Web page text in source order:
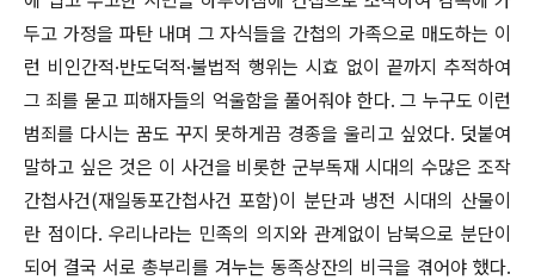
두고 가정을 파탄 내며 그 자식들을 간첩의 가족으로 매도하는 이
런 비인간적·반도덕적·불법적 행위는 시효 없이 끝까지 추적하여
그 죄를 묻고 피해자들의 억울함을 풀어줘야 한다.그 누구도 이런
범죄를 다시는 꿈도 꾸지 못하게끔 경종을 울리고 싶었다. 덧붙여
말하고 싶은 것은 이 사건을 비롯한 군부독재 시대의 수많은 조작
간첩사건(재일동포간첩사건 포함)이 분단과 냉전 시대의 산물이
란 점이다.우리나라는 민족의 의지와 관계없이 남북으로 분단이
되어 결국 서로 총부리를 겨누는 동족상잔의 비극을 겪어야 했다.